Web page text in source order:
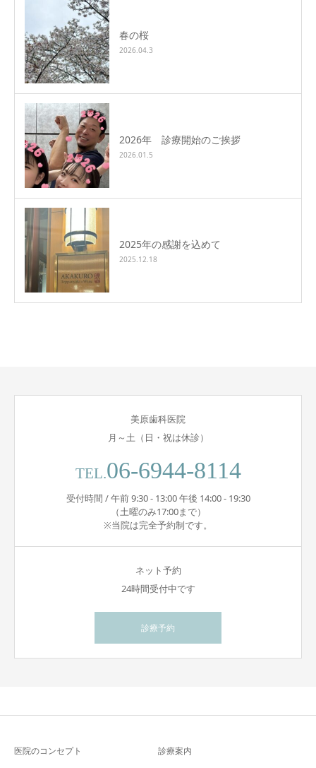
春の桜
2026.04.3
2026年 診療開始のご挨拶
2026.01.5
2025年の感謝を込めて
2025.12.18
美原歯科医院
月～土（日・祝は休診）
TEL.06-6944-8114
受付時間 / 午前 9:30 - 13:00 午後 14:00 - 19:30
（土曜のみ17:00まで）
※当院は完全予約制です。
ネット予約
24時間受付中です
診療予約
医院のコンセプト
診療案内